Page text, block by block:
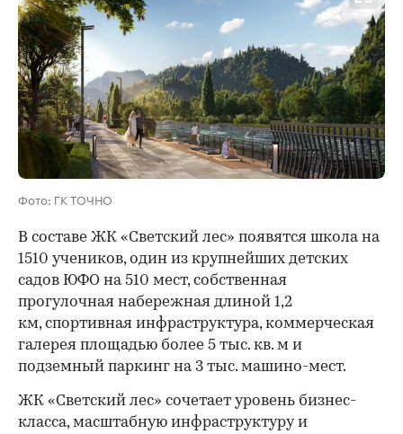
Фото: ГК ТОЧНО
00:00
В составе ЖК «Светский лес» появятся школа на
1510 учеников, один из крупнейших детских
садов ЮФО на 510 мест, собственная
прогулочная набережная длиной 1,2
км, спортивная инфраструктура, коммерческая
галерея площадью более 5 тыс. кв. м и
подземный паркинг на 3 тыс. машино-мест.
ЖК «Светский лес» сочетает уровень бизнес-
класса, масштабную инфраструктуру и